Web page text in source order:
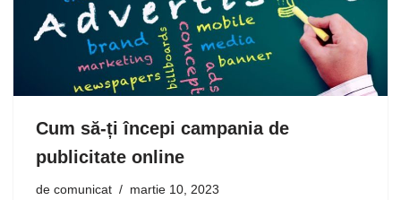
Cum să-ți începi campania de
publicitate online
de comunicat martie 10, 2023